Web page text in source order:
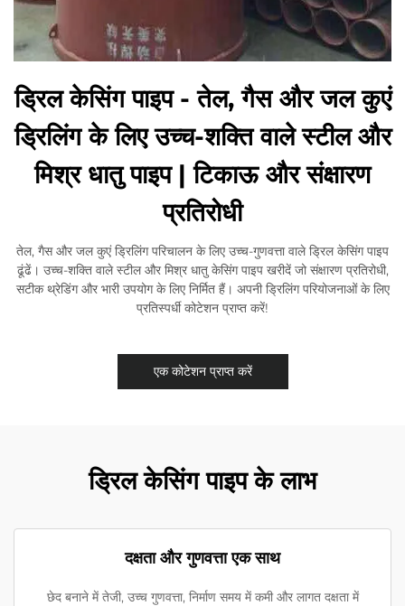
ड्रिल केसिंग पाइप - तेल, गैस और जल कुएं
ड्रिलिंग के लिए उच्च-शक्ति वाले स्टील और
मिश्र धातु पाइप | टिकाऊ और संक्षारण
प्रतिरोधी
तेल, गैस और जल कुएं ड्रिलिंग परिचालन के लिए उच्च-गुणवत्ता वाले ड्रिल केसिंग पाइप
ढूंढें। उच्च-शक्ति वाले स्टील और मिश्र धातु केसिंग पाइप खरीदें जो संक्षारण प्रतिरोधी,
सटीक थ्रेडिंग और भारी उपयोग के लिए निर्मित हैं। अपनी ड्रिलिंग परियोजनाओं के लिए
प्रतिस्पर्धी कोटेशन प्राप्त करें!
एक कोटेशन प्राप्त करें
ड्रिल केसिंग पाइप के लाभ
दक्षता और गुणवत्ता एक साथ
छेद बनाने में तेजी, उच्च गुणवत्ता, निर्माण समय में कमी और लागत दक्षता में